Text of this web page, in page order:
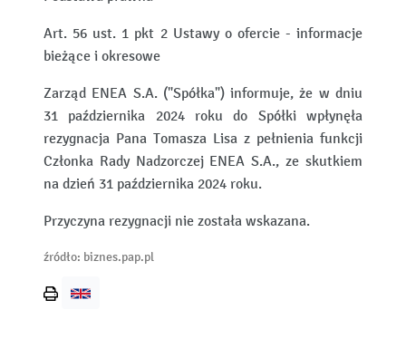
Art. 56 ust. 1 pkt 2 Ustawy o ofercie - informacje
bieżące i okresowe
Zarząd ENEA S.A. ("Spółka") informuje, że w dniu
31 października 2024 roku do Spółki wpłynęła
rezygnacja Pana Tomasza Lisa z pełnienia funkcji
Członka Rady Nadzorczej ENEA S.A., ze skutkiem
na dzień 31 października 2024 roku.
Przyczyna rezygnacji nie została wskazana.
źródło: biznes.pap.pl